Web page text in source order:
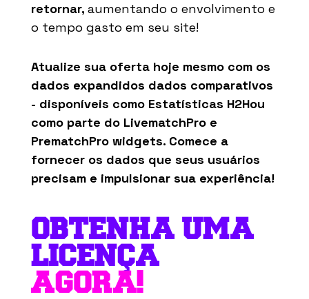
retornar, aumentando o envolvimento e
o tempo gasto em seu site!
Atualize sua oferta hoje mesmo com os
dados expandidos dados comparativos
- disponíveis como Estatísticas H2Hou
como parte do LivematchProe
PrematchPro widgets. Comece a
fornecer os dados que seus usuários
precisam e impulsionar sua experiência!
OBTENHA UMA
LICENÇA
AGORA!